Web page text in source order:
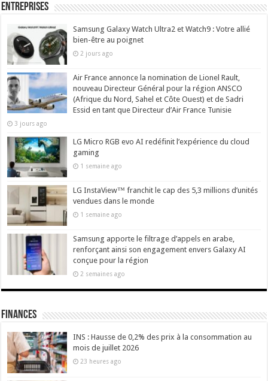
Entreprises
Samsung Galaxy Watch Ultra2 et Watch9 : Votre allié
bien-être au poignet
2 jours ago
Air France annonce la nomination de Lionel Rault,
nouveau Directeur Général pour la région ANSCO
(Afrique du Nord, Sahel et Côte Ouest) et de Sadri
Essid en tant que Directeur d’Air France Tunisie
3 jours ago
LG Micro RGB evo AI redéfinit l’expérience du cloud
gaming
1 semaine ago
LG InstaView™ franchit le cap des 5,3 millions d’unités
vendues dans le monde
1 semaine ago
Samsung apporte le filtrage d’appels en arabe,
renforçant ainsi son engagement envers Galaxy AI
conçue pour la région
2 semaines ago
Finances
INS : Hausse de 0,2% des prix à la consommation au
mois de juillet 2026
23 heures ago